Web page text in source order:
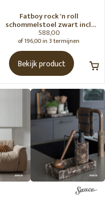
Fatboy rock 'n roll
schommelstoel zwart incl.
original Outdoor zitzak
Stripe Cacao
588,00
of 196,00 in 3 termijnen
Bekijk product